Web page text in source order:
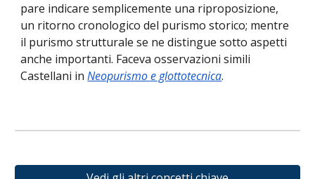
pare indicare semplicemente una riproposizione,
un ritorno cronologico del purismo storico; mentre
il purismo strutturale se ne distingue sotto aspetti
anche importanti. Faceva osservazioni simili
Castellani inNeopurismo e glottotecnica.